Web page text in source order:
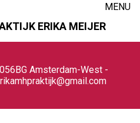
ERIKA MEIJER
MENU
Amsterdam-West